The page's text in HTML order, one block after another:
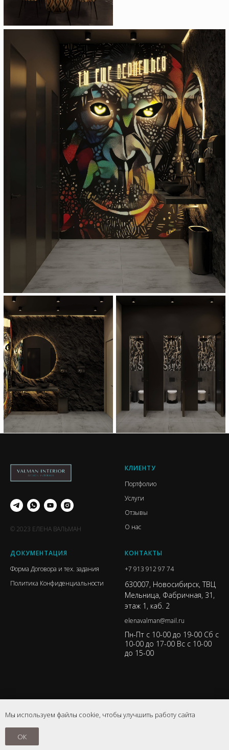
© 2023 ЕЛЕНА ВАЛЬМАН
КЛИЕНТУ
Портфолио
Услуги
Отзывы
О нас
ДОКУМЕНТАЦИЯ
Форма Договора и тех. задания
Политика Конфиденциальности
КОНТАКТЫ
+7 913 912 97 74
630007, Новосибирск, ТВЦ
Мельница, Фабричная, 31,
этаж 1, каб. 2
elenavalman@mail.ru
Пн-Пт с 10-00 до 19-00 Сб с
10-00 до 17-00 Вс с 10-00
до 15-00
Мы используем файлы cookie, чтобы улучшить работу сайта
ОК